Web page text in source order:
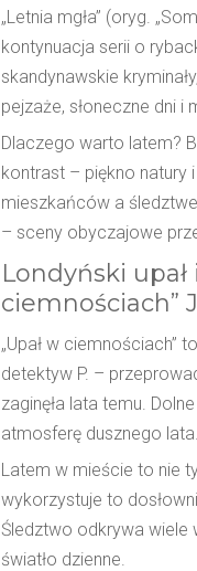
„Letnia mgła” (oryg.
kontynuacja serii o
skandynawskie
pejzaże, słoneczne dni i
Dlaczego warto latem?
kontrast – piękno natury
mieszkańców a
– sceny obyczajowe
Londyński
ciemnościach”
„Upał w ciemnościach”
detektyw P. –
zaginęła lata temu.
atmosferę dusznego lata.
Latem w mieście to nie
wykorzystuje to
Śledztwo odkrywa wiele
światło dzienne.